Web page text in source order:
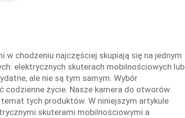
w chodzeniu najczęściej skupiają się na jednym
elektrycznych skuterach mobilnościowych lub
ale nie są tym samym. Wybór
codzienne życie. Nasze kamera do otworów
tych produktów. W niniejszym artykule
skuterami mobilnościowymi a